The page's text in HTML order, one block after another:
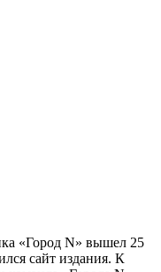
«Город N» вышел 25
сайт издания. К